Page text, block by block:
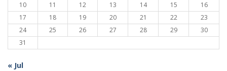
10
11 12 13 14 15
16
17
18 19 20 21 22
23
24
25 26 27 28 29
30
31
« Jul